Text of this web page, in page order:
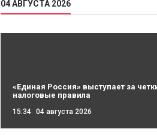
04 АВГУСТА 2026
«Единая Россия» выступает за
налоговые правила
15:34 04 августа 2026